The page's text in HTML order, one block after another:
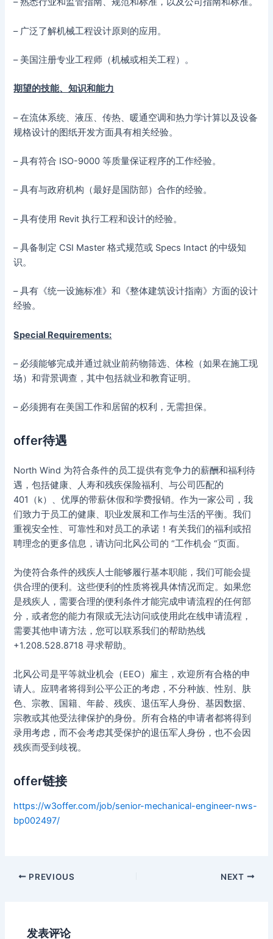
– 广泛了解机械工程设计原则的应用。
– 美国注册专业工程师（机械或相关工程）。
期望的技能、知识和能力
– 在流体系统、液压、传热、暖通空调和热力学计算以及设备
规格设计的图纸开发方面具有相关经验。
– 具有符合 ISO-9000 等质量保证程序的工作经验。
– 具有与政府机构（最好是国防部）合作的经验。
– 具有使用 Revit 执行工程和设计的经验。
– 具备制定 CSI Master 格式规范或 Specs Intact 的中级知
识。
– 具有《统一设施标准》和《整体建筑设计指南》方面的设计
经验。
Special Requirements:
– 必须能够完成并通过就业前药物筛选、体检（如果在施工现
场）和背景调查，其中包括就业和教育证明。
– 必须拥有在美国工作和居留的权利，无需担保。
offer待遇
North Wind 为符合条件的员工提供有竞争力的薪酬和福利待
遇，包括健康、人寿和残疾保险福利、与公司匹配的
401（k）、优厚的带薪休假和学费报销。作为一家公司，我
们致力于员工的健康、职业发展和工作与生活的平衡。我们
重视安全性、可靠性和对员工的承诺！有关我们的福利或招
聘理念的更多信息，请访问北风公司的 “工作机会 “页面。
为使符合条件的残疾人士能够履行基本职能，我们可能会提
供合理的便利。这些便利的性质将视具体情况而定。如果您
是残疾人，需要合理的便利条件才能完成申请流程的任何部
分，或者您的能力有限或无法访问或使用此在线申请流程，
需要其他申请方法，您可以联系我们的帮助热线
+1.208.528.8718 寻求帮助。
北风公司是平等就业机会（EEO）雇主，欢迎所有合格的申
请人。应聘者将得到公平公正的考虑，不分种族、性别、肤
色、宗教、国籍、年龄、残疾、退伍军人身份、基因数据、
宗教或其他受法律保护的身份。所有合格的申请者都将得到
录用考虑，而不会考虑其受保护的退伍军人身份，也不会因
残疾而受到歧视。
offer链接
https://w3offer.com/job/senior-mechanical-engineer-nws-
bp002497/
Post
PREVIOUS NEXT
发表评论